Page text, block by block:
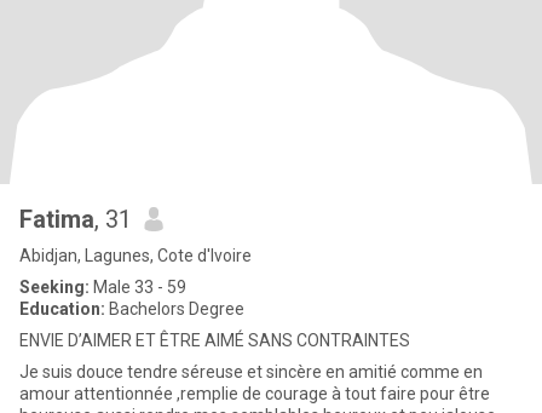
Fatima, 31
Abidjan, Lagunes, Cote d'Ivoire
Seeking: Male 33 - 59
Education: Bachelors Degree
ENVIE D’AIMER ET ÊTRE AIMÉ SANS CONTRAINTES
Je suis douce tendre séreuse et sincère en amitié comme en
amour attentionnée ,remplie de courage à tout faire pour être